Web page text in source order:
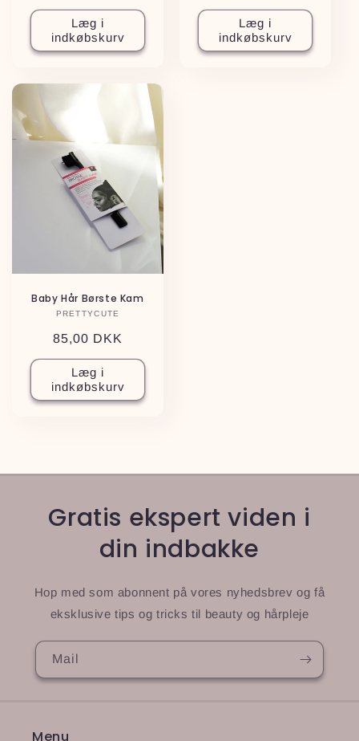
Læg i
indkøbskurv
Læg i
indkøbskurv
Baby Hår Børste Kam
Forhandler:
PRETTYCUTE
Normalpris
85,00 DKK
Læg i
indkøbskurv
Gratis ekspert viden i
din indbakke
Hop med som abonnent på vores nyhedsbrev og få
eksklusive tips og tricks til beauty og hårpleje
Mail
Menu